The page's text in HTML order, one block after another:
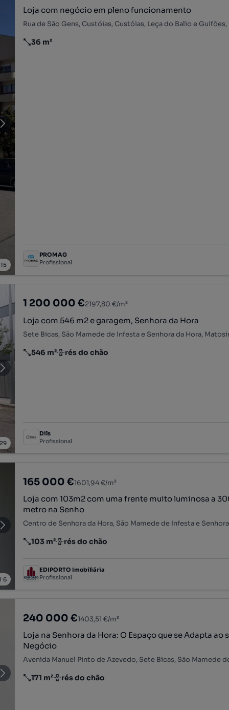
15
Loja com negócio em pleno funcionamento
Preço por metro quadrado
36 m²
PROMAG
Profissional
29
1 200 000 €2197,80 €/m²
Loja com 546 m2 e garagem, Senhora da Hora
Sete Bicas, São Mamede de Infesta e Senhora da Hora,
Preço por metro quadrado
546 m²
Andar rés do chão
Dils
Profissional
6
165 000 €1601,94 €/m²
Loja com 103m2 com uma frente muito luminosa a
metro na Senho
Preço por metro quadrado
103 m²
Andar rés do chão
EDIPORTO Imobiliária
Profissional
240 000 €1403,51 €/m²
Loja na Senhora da Hora: O Espaço que se Adapta ao
Negócio
Preço por metro quadrado
171 m²
Andar rés do chão